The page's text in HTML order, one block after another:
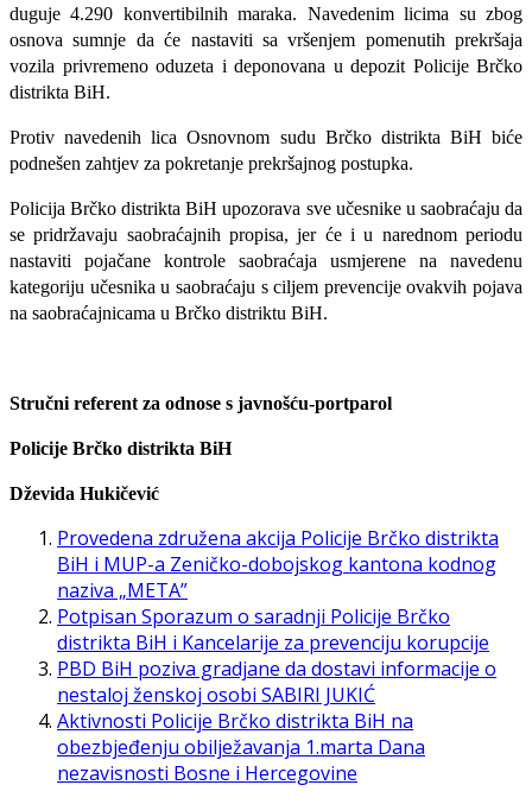
duguje 4.290 konvertibilnih maraka. Navedenim licima su zbog
osnova sumnje da će nastaviti sa vršenjem pomenutih prekršaja
vozila privremeno oduzeta i deponovana u depozit Policije Brčko
distrikta BiH.
Protiv navedenih lica Osnovnom sudu Brčko distrikta BiH biće
podnešen zahtjev za pokretanje prekršajnog postupka.
Policija Brčko distrikta BiH upozorava sve učesnike u saobraćaju da
se pridržavaju saobraćajnih propisa, jer će i u narednom periodu
nastaviti pojačane kontrole saobraćaja usmjerene na navedenu
kategoriju učesnika u saobraćaju s ciljem prevencije ovakvih pojava
na saobraćajnicama u Brčko distriktu BiH.
Stručni referent za odnose s javnošću-portparol
Policije Brčko distrikta BiH
Dževida Hukičević
Provedena združena akcija Policije Brčko distrikta
BiH i MUP-a Zeničko-dobojskog kantona kodnog
naziva „META”
Potpisan Sporazum o saradnji Policije Brčko
distrikta BiH i Kancelarije za prevenciju korupcije
PBD BiH poziva gradjane da dostavi informacije o
nestaloj ženskoj osobi SABIRI JUKIĆ
Aktivnosti Policije Brčko distrikta BiH na
obezbjeđenju obilježavanja 1.marta Dana
nezavisnosti Bosne i Hercegovine